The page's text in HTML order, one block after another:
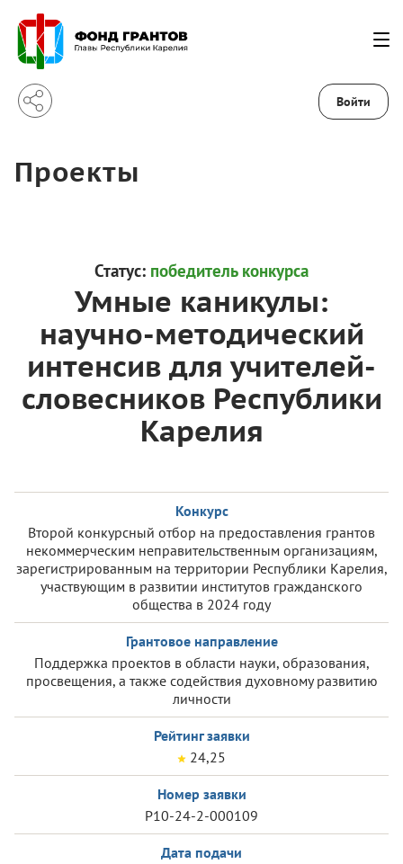
Войти
Проекты
Статус: победитель конкурса
Умные каникулы:
научно-методический
интенсив для учителей-
словесников Республики
Карелия
Конкурс
Второй конкурсный отбор на предоставления грантов
некоммерческим неправительственным организациям,
зарегистрированным на территории Республики Карелия,
участвующим в развитии институтов гражданского
общества в 2024 году
Грантовое направление
Поддержка проектов в области науки, образования,
просвещения, а также содействия духовному развитию
личности
Рейтинг заявки
24,25
Номер заявки
Р10-24-2-000109
Дата подачи